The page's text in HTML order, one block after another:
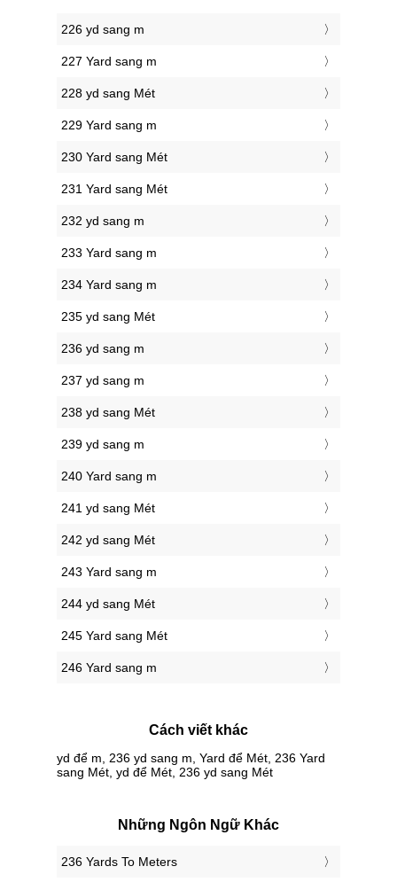
226 yd sang m
227 Yard sang m
228 yd sang Mét
229 Yard sang m
230 Yard sang Mét
231 Yard sang Mét
232 yd sang m
233 Yard sang m
234 Yard sang m
235 yd sang Mét
236 yd sang m
237 yd sang m
238 yd sang Mét
239 yd sang m
240 Yard sang m
241 yd sang Mét
242 yd sang Mét
243 Yard sang m
244 yd sang Mét
245 Yard sang Mét
246 Yard sang m
Cách viết khác
yd để m, 236 yd sang m, Yard để Mét, 236 Yard
sang Mét, yd để Mét, 236 yd sang Mét
Những Ngôn Ngữ Khác
‎236 Yards To Meters